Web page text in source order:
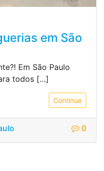
em São
Em São Paulo
todos […]
Continue
0